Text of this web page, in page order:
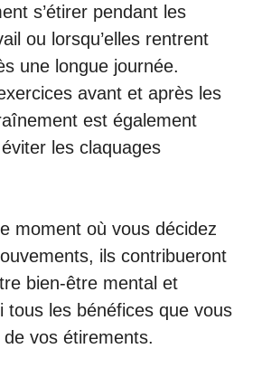
s’étirer pendant les
ou lorsqu’elles rentrent
une longue journée.
avant et après les
est également
les claquages
moment où vous décidez
ils contribueront
bien-être mental et
tous les bénéfices que vous
vos étirements.